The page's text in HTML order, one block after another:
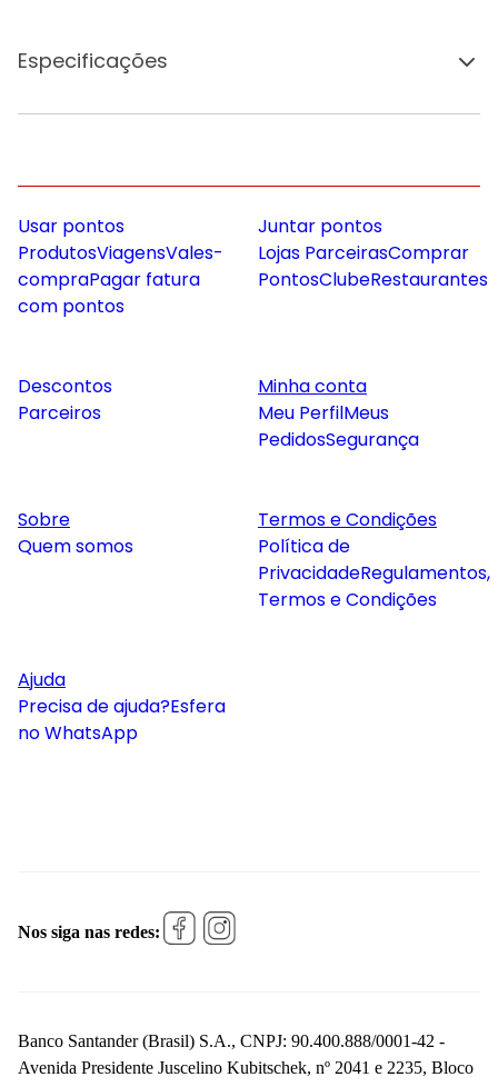
Especificações
Usar pontos
ProdutosViagensVales-
compraPagar fatura
com pontos
Juntar pontos
Lojas ParceirasComprar
PontosClubeRestaurantes
Descontos
Parceiros
Minha conta
Meu PerfilMeus
PedidosSegurança
Sobre
Quem somos
Termos e Condições
Política de
PrivacidadeRegulamentos,
Termos e Condições
Ajuda
Precisa de ajuda?Esfera
no WhatsApp
Nos siga nas redes:
Banco Santander (Brasil) S.A., CNPJ: 90.400.888/0001-42 -
Avenida Presidente Juscelino Kubitschek, nº 2041 e 2235, Bloco